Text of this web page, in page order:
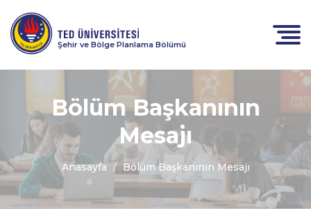
Şehir ve Bölge Planlama Bölümü
Bölüm Başkanının
Mesajı
Anasayfa Bölüm Başkanının Mesajı